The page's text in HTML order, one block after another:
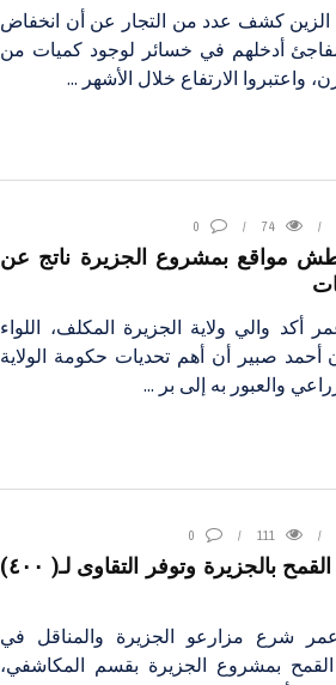
كشف عدد من التجار عن أن انخفاض
أدخلهم في خسائر لوجود كميات من
واعتبروا الارتفاع خلال الأشهر ...
74
0
مواقع بمشروع الجزيرة ناتج عن
أكد والي ولاية الجزيرة المكلف، اللواء
أحمد صبير أن أهم تحديات حكومة الولاية
والعبور به إلى بر ...
111
0
انطلاقة زراعة القمح بالجزيرة وتوفر التقاوى لـ( ٤٠٠)
عمر شرع مزارعو الجزيرة والمناقل في
بمشروع الجزيرة بقسم المكاشفي،